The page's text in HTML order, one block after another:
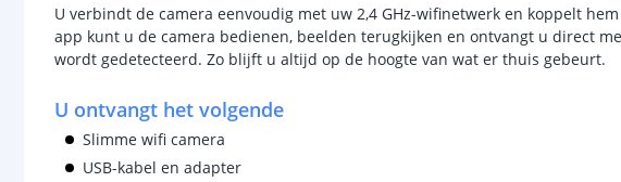
U verbindt de camera eenvoudig met uw 2,4 GHz-wifinetwerk en koppelt
app kunt u de camera bedienen, beelden terugkijken en ontvangt u direct
wordt gedetecteerd. Zo blijft u altijd op de hoogte van wat er thuis gebeurt.
U ontvangt het volgende
Slimme wifi camera
USB-kabel en adapter